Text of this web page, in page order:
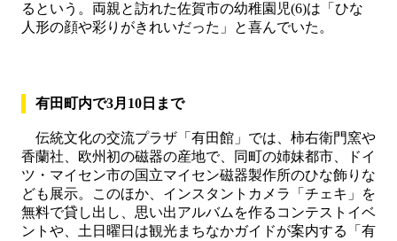
るという。両親と訪れた佐賀市の幼稚園児(6)は「ひな
人形の顔や彩りがきれいだった」と喜んでいた。
有田町内で3月10日まで
伝統文化の交流プラザ「有田館」では、柿右衛門窯や
香蘭社、欧州初の磁器の産地で、同町の姉妹都市、ドイ
ツ・マイセン市の国立マイセン磁器製作所のひな飾りな
ども展示。このほか、インスタントカメラ「チェキ」を
無料で貸し出し、思い出アルバムを作るコンテストイベ
ントや、土日曜日は観光まちなかガイドが案内する「有